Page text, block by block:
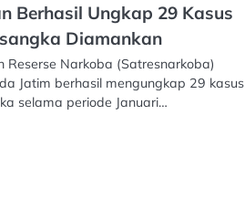
Berhasil Ungkap 29 Kasus
Diamankan
Reserse Narkoba (Satresnarkoba)
Jatim berhasil mengungkap 29 kasus
selama periode Januari…